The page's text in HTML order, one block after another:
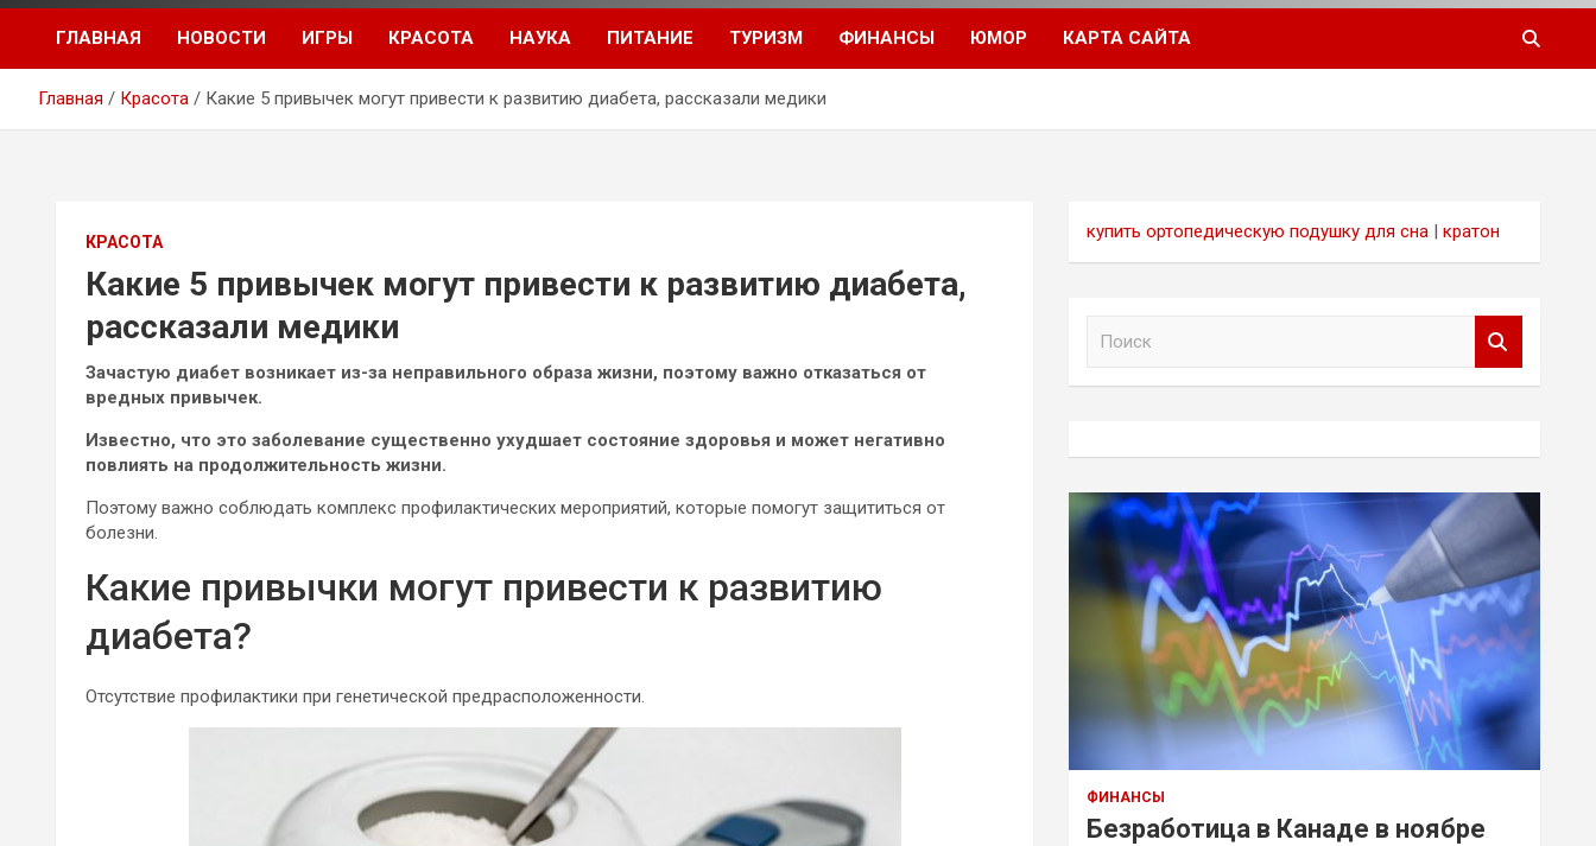
ГЛАВНАЯ НОВОСТИ ИГРЫ КРАСОТА НАУКА ПИТАНИЕ ТУРИЗМ ФИНАНСЫ ЮМОР КАРТА САЙТА
Главная Красота Какие 5 привычек могут привести к развитию диабета, рассказали медики
КРАСОТА
Какие 5 привычек могут привести к развитию диабета,
рассказали медики
Зачастую диабет возникает из-за неправильного образа жизни, поэтому важно отказаться от
вредных привычек.
Известно, что это заболевание существенно ухудшает состояние здоровья и может негативно
повлиять на продолжительность жизни.
Поэтому важно соблюдать комплекс профилактических мероприятий, которые помогут защититься от
болезни.
Какие привычки могут привести к развитию
диабета?
Отсутствие профилактики при генетической предрасположенности.
купить ортопедическую подушку для сна |кратон
ФИНАНСЫ
Безработица в Канаде в ноябре